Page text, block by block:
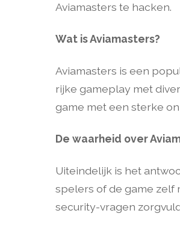
Aviamasters te hacken.
Wat is Aviamasters?
Aviamasters is een
rijke gameplay met
game met een sterke
De waarheid over
Uiteindelijk is het
spelers of de game zelf
security-vragen